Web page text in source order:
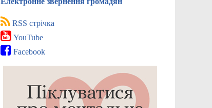
RSS стрічка
YouTube
Facebook